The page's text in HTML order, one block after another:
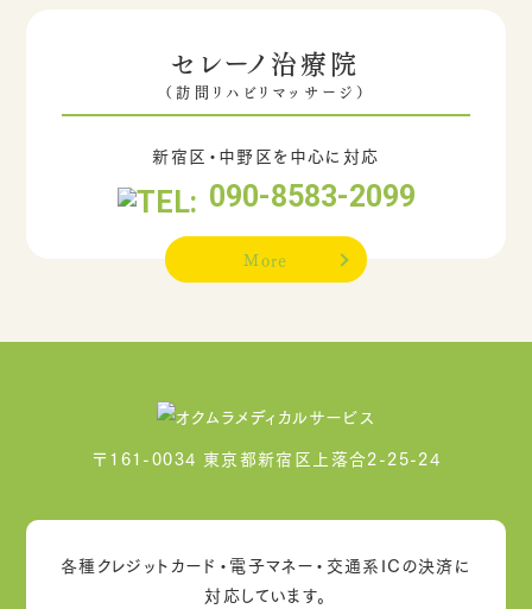
セレーノ治療院
（訪問リハビリマッサージ）
新宿区・中野区を中心に対応
090-8583-2099
More
〒161-0034 東京都新宿区上落合2-25-24
各種クレジットカード・電子マネー・交通系ICの決済に
対応しています。